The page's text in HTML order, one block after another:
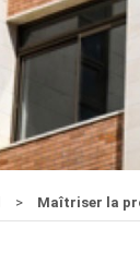
Maîtriser la